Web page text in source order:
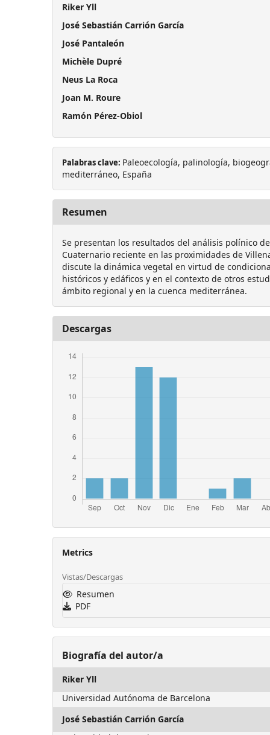
Riker Yll
José Sebastián Carrión García
José Pantaleón
Michèle Dupré
Neus La Roca
Joan M. Roure
Ramón Pérez-Obiol
Palabras clave: Paleoecología, palinología,
mediterráneo, España
Resumen
Se presentan los resultados del análisis polínico
Cuaternario reciente en las proximidades de
discute la dinámica vegetal en virtud de
históricos y edáficos y en el contexto de otros
ámbito regional y en la cuenca mediterránea.
Descargas
Metrics
Vistas/Descargas
Resumen
PDF
Biografía del autor/a
Riker Yll
Universidad Autónoma de Barcelona
José Sebastián Carrión García